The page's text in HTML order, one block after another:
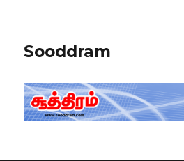
Sooddram